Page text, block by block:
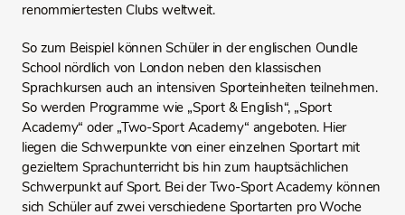
renommiertesten Clubs weltweit.
So zum Beispiel können Schüler in der englischen Oundle
School nördlich von London neben den klassischen
Sprachkursen auch an intensiven Sporteinheiten teilnehmen.
So werden Programme wie „Sport & English“, „Sport
Academy“ oder „Two-Sport Academy“ angeboten. Hier
liegen die Schwerpunkte von einer einzelnen Sportart mit
gezieltem Sprachunterricht bis hin zum hauptsächlichen
Schwerpunkt auf Sport. Bei der Two-Sport Academy können
sich Schüler auf zwei verschiedene Sportarten pro Woche